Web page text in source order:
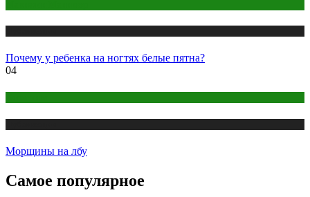
Почему у ребенка на ногтях белые пятна?
04
Морщины на лбу
Самое популярное